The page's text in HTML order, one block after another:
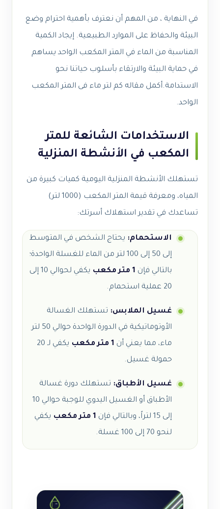
في النهاية ، من المهم أن نعترف بأهمية احترام وضع
البيئة والحفاظ على الموارد الطبيعية. إيجاد الكمية
المناسبة من الماء في المتر المكعب الواحد يساهم
في حماية البيئة والارتقاء بأسلوب حياتنا نحو
الاستدامة.أكمل مقاله كم لتر ماء فى المتر المكعب
الواحد.
الاستخدامات الشائعة للمتر
المكعب في الأنشطة المنزلية
تستهلك الأنشطة المنزلية اليومية كميات كبيرة من
المياه، ومعرفة قيمة المتر المكعب (1000 لتر)
تساعدك في تقدير استهلاك أسرتك:
الاستحمام: يحتاج الشخص في المتوسط
إلى 50 إلى 100 لتر من الماء للغسلة الواحدة؛
بالتالي فإن 1 متر مكعب
يكفي لحوالي 10 إلى
20 عملية استحمام.
غسيل الملابس: تستهلك الغسالة
الأوتوماتيكية في الدورة الواحدة حوالي 50 لتر
ماء، مما يعني أن 1 متر مكعب
يكفي لـ 20
حمولة غسيل.
غسيل الأطباق: تستهلك دورة غسالة
الأطباق أو الغسيل اليدوي للوجبة حوالي 10
إلى 15 لتراً، وبالتالي فإن
1 متر مكعب
يكفي
لنحو 70 إلى 100 غسلة.